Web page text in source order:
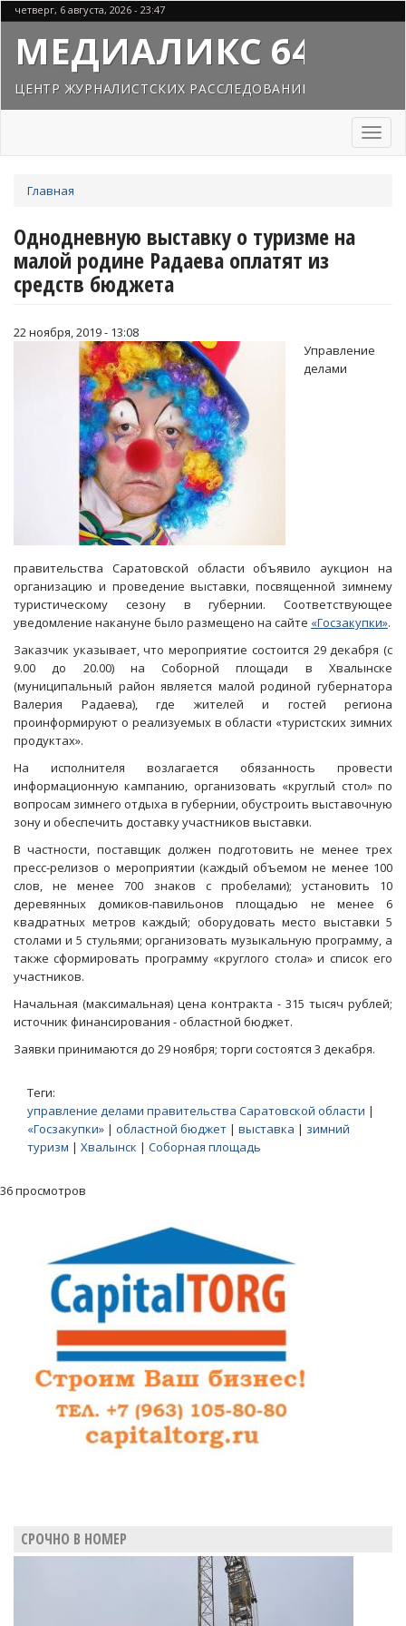
Перейти
к
основному
содержанию
четверг, 6 августа, 2026 - 23:47
МЕДИАЛИКС 64
ЦЕНТР ЖУРНАЛИСТСКИХ РАССЛЕДОВАНИЙ
Toggle
здесь
Главная
Однодневную выставку о туризме на
малой родине Радаева оплатят из
средств бюджета
22 ноября, 2019 - 13:08
Управление
делами
правительства Саратовской области объявило аукцион на
организацию и проведение выставки, посвященной зимнему
туристическому сезону в губернии. Соответствующее
уведомление накануне было размещено на сайте «Госзакупки».
Заказчик указывает, что мероприятие состоится 29 декабря (с
9.00 до 20.00) на Соборной площади в Хвалынске
(муниципальный район является малой родиной губернатора
Валерия Радаева), где жителей и гостей региона
проинформируют о реализуемых в области «туристских зимних
продуктах».
На исполнителя возлагается обязанность провести
информационную кампанию, организовать «круглый стол» по
вопросам зимнего отдыха в губернии, обустроить выставочную
зону и обеспечить доставку участников выставки.
В частности, поставщик должен подготовить не менее трех
пресс-релизов о мероприятии (каждый объемом не менее 100
слов, не менее 700 знаков с пробелами); установить 10
деревянных домиков-павильонов площадью не менее 6
квадратных метров каждый; оборудовать место выставки 5
столами и 5 стульями; организовать музыкальную программу, а
также сформировать программу «круглого стола» и список его
участников.
Начальная (максимальная) цена контракта - 315 тысяч рублей;
источник финансирования - областной бюджет.
Заявки принимаются до 29 ноября; торги состоятся 3 декабря.
Теги:
управление делами правительства Саратовской области |
«Госзакупки» | областной бюджет | выставка | зимний
туризм | Хвалынск | Соборная площадь
36 просмотров
СРОЧНО В НОМЕР